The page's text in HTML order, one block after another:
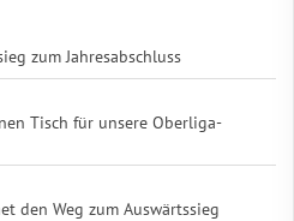
zum Jahresabschluss
Tisch für unsere Oberliga-
den Weg zum Auswärtssieg